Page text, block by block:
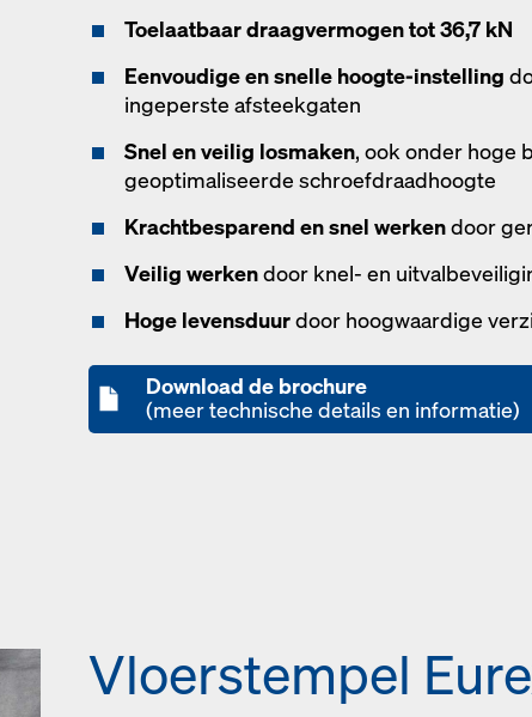
Toelaatbaar draagvermogen tot 36,7 kN
Eenvoudige en snelle hoogte-instelling
ingeperste afsteekgaten
Snel en veilig losmaken, ook onder hoge
geoptimaliseerde schroefdraadhoogte
Krachtbesparend en snel werkendoor
Veilig werkendoor knel- en
Hoge levensduurdoor hoogwaardige
Download de brochure
(meer technische details en informatie)
Vloerstempel